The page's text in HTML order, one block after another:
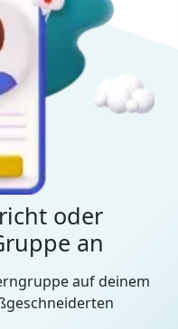
oder
an
auf deinem